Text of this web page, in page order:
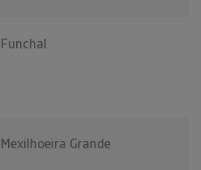
Funchal
Mexilhoeira Grande